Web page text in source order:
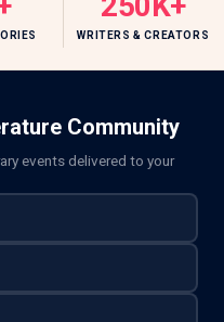
WRITERS & CREATORS
Community
events delivered to your